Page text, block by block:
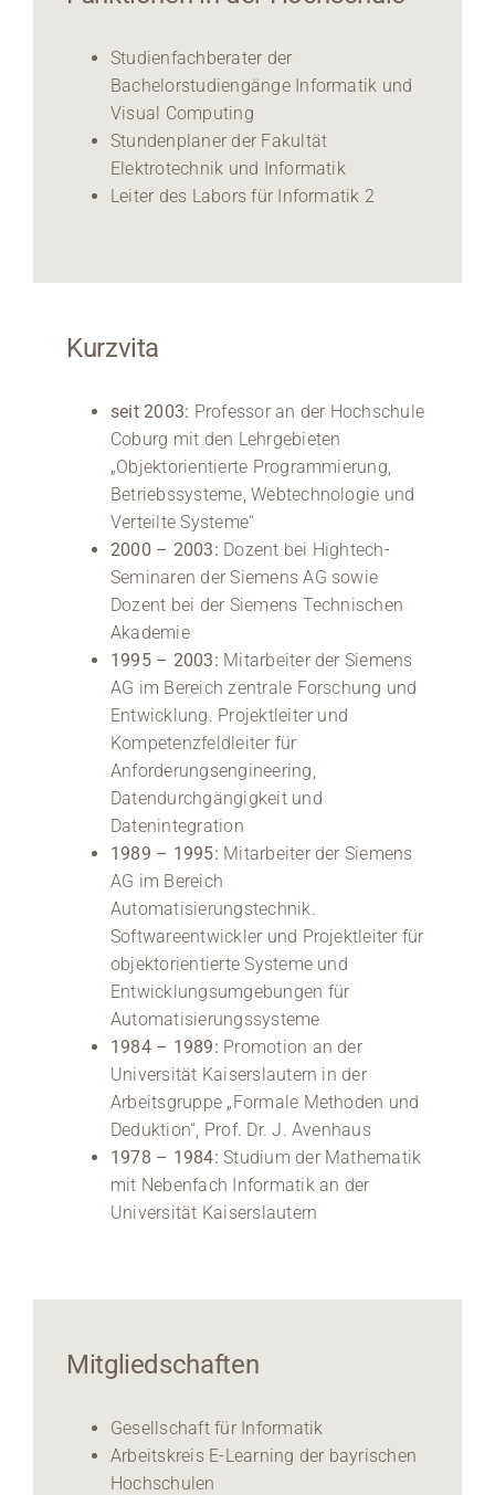
Studienfachberater der
Bachelorstudiengänge Informatik und
Visual Computing
Stundenplaner der Fakultät
Elektrotechnik und Informatik
Leiter des Labors für Informatik 2
Kurzvita
seit 2003: Professor an der Hochschule
Coburg mit den Lehrgebieten
„Objektorientierte Programmierung,
Betriebssysteme, Webtechnologie und
Verteilte Systeme“
2000 – 2003: Dozent bei Hightech-
Seminaren der Siemens AG sowie
Dozent bei der Siemens Technischen
Akademie
1995 – 2003: Mitarbeiter der Siemens
AG im Bereich zentrale Forschung und
Entwicklung. Projektleiter und
Kompetenzfeldleiter für
Anforderungsengineering,
Datendurchgängigkeit und
Datenintegration
1989 – 1995: Mitarbeiter der Siemens
AG im Bereich
Automatisierungstechnik.
Softwareentwickler und Projektleiter für
objektorientierte Systeme und
Entwicklungsumgebungen für
Automatisierungssysteme
1984 – 1989: Promotion an der
Universität Kaiserslautern in der
Arbeitsgruppe „Formale Methoden und
Deduktion“, Prof. Dr. J. Avenhaus
1978 – 1984: Studium der Mathematik
mit Nebenfach Informatik an der
Universität Kaiserslautern
Mitgliedschaften
Gesellschaft für Informatik
Arbeitskreis E-Learning der bayrischen
Hochschulen